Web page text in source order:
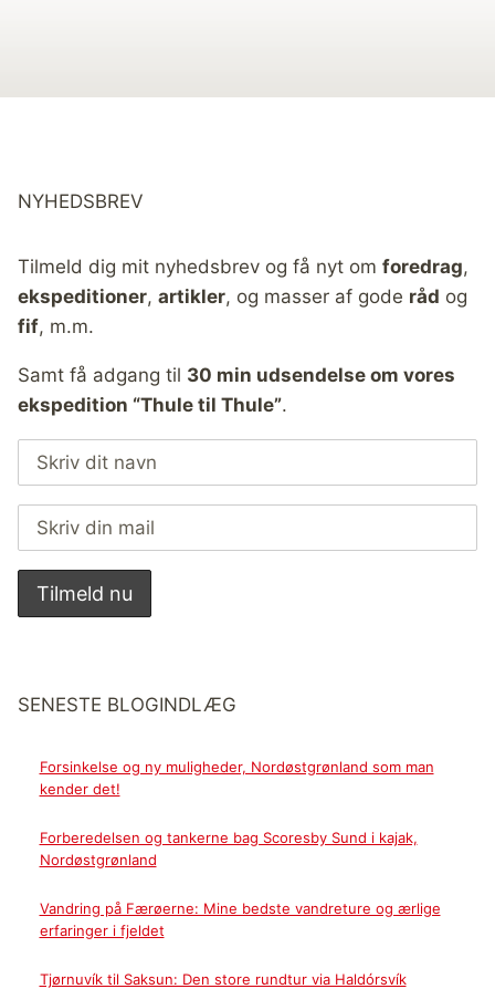
NYHEDSBREV
Tilmeld dig mit nyhedsbrev og få nyt om foredrag,
ekspeditioner, artikler, og masser af gode råd og
fif, m.m.
Samt få adgang til 30 min udsendelse om vores
ekspedition “Thule til Thule”.
SENESTE BLOGINDLÆG
Forsinkelse og ny muligheder, Nordøstgrønland som man
kender det!
Forberedelsen og tankerne bag Scoresby Sund i kajak,
Nordøstgrønland
Vandring på Færøerne: Mine bedste vandreture og ærlige
erfaringer i fjeldet
Tjørnuvík til Saksun: Den store rundtur via Haldórsvík